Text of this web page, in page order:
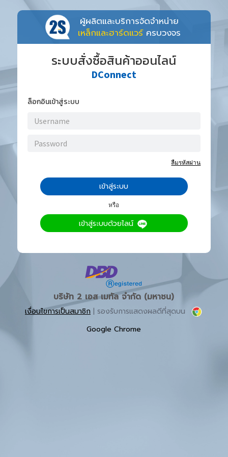
ผู้ผลิตและบริการจัดจำหน่าย
เหล็กและฮาร์ดแวร์ครบวงจร
ระบบสั่งซื้อสินค้าออนไลน์
DConnect
ล็อกอินเข้าสู่ระบบ
ลืมรหัสผ่าน
เข้าสู่ระบบ
หรือ
เข้าสู่ระบบด้วยไลน์
บริษัท 2 เอส เมทัล จำกัด (มหาชน)
เงื่อนไขการเป็นสมาชิก | รองรับการแสดงผลดีที่สุดบน
Google Chrome